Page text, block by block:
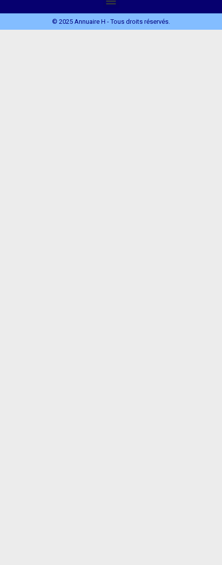
© 2025 Annuaire H - Tous droits réservés.